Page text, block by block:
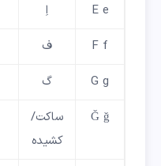
E e
اِ
F f
ف
G g
گ
Ğ ğ
ساکت/
کشیده